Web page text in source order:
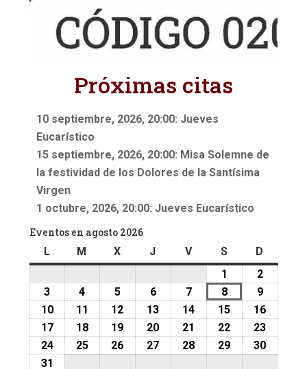
Próximas citas
10 septiembre, 2026, 20:00: Jueves
Eucarístico
15 septiembre, 2026, 20:00: Misa Solemne de
la festividad de los Dolores de la Santísima
Virgen
1 octubre, 2026, 20:00: Jueves Eucarístico
Eventos en agosto 2026
LlunesM martes
Xmiércoles
J jueves
Vviernes
Ssábado
D
1
agosto,
2026
22
agosto,
2026
3
agosto,
2026
4
agosto,
2026
55
agosto,
2026
66
agosto,
2026
77
agosto,
2026
88
agosto,
2026
99
agosto,
2026
1010
agosto,
2026
11
agosto,
2026
12
agosto,
2026
13
agosto,
2026
14
agosto,
2026
15
agosto,
2026
16
1717
agosto,
1818
agosto,
19
agosto,
20
agosto,
21
agosto,
22
agosto,
23
2424
2525
26 27 28 29 30
31